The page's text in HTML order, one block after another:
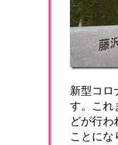
新型コロ
す。これ
どが行わ
ことにな